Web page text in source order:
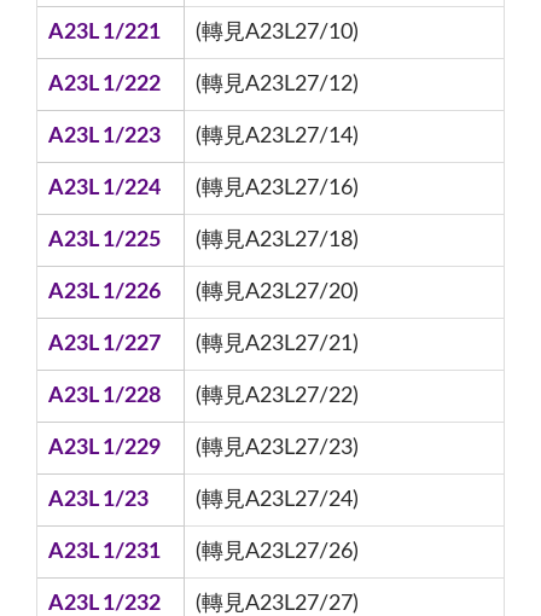
A23L 1/221 (轉見A23L27/10)
A23L 1/222 (轉見A23L27/12)
A23L 1/223 (轉見A23L27/14)
A23L 1/224 (轉見A23L27/16)
A23L 1/225 (轉見A23L27/18)
A23L 1/226 (轉見A23L27/20)
A23L 1/227 (轉見A23L27/21)
A23L 1/228 (轉見A23L27/22)
A23L 1/229 (轉見A23L27/23)
A23L 1/23 (轉見A23L27/24)
A23L 1/231 (轉見A23L27/26)
A23L 1/232 (轉見A23L27/27)